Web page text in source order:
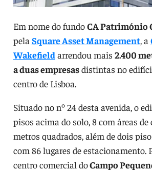
Em nome do fundoCA Património
pela Square Asset Management, a
Wakefieldarrendou mais 2.400
a duas empresasdistintas no
centro de Lisboa.
Situado no nº 24 desta avenida, o
pisos acima do solo, 8 com áreas de
metros quadrados, além de dois
com 86 lugares de estacionamento.
centro comercial doCampo